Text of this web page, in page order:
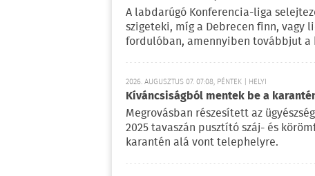
A labdarúgó Konferencia-liga
szigeteki, míg a Debrecen finn,
fordulóban, amennyiben továbbjut
2026. AUGUSZTUS 07. 07:08, PÉNTEK | HELYI
Kíváncsiságból mentek be a
Megrovásban részesített az
2025 tavaszán pusztító száj- és
karantén alá vont telephelyre.